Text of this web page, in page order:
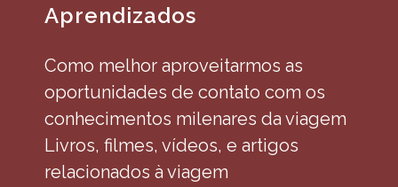
Aprendizados
Como melhor aproveitarmos as
oportunidades de contato com os
conhecimentos milenares da viagem
Livros, filmes, vídeos, e artigos
relacionados à viagem